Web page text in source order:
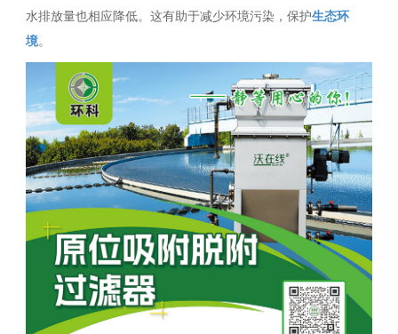
水排放量也相应降低。这有助于减少环境污染，保护生态环
境。